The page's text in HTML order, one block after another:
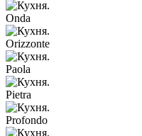
Onda
Orizzonte
Paola
Pietra
Profondo